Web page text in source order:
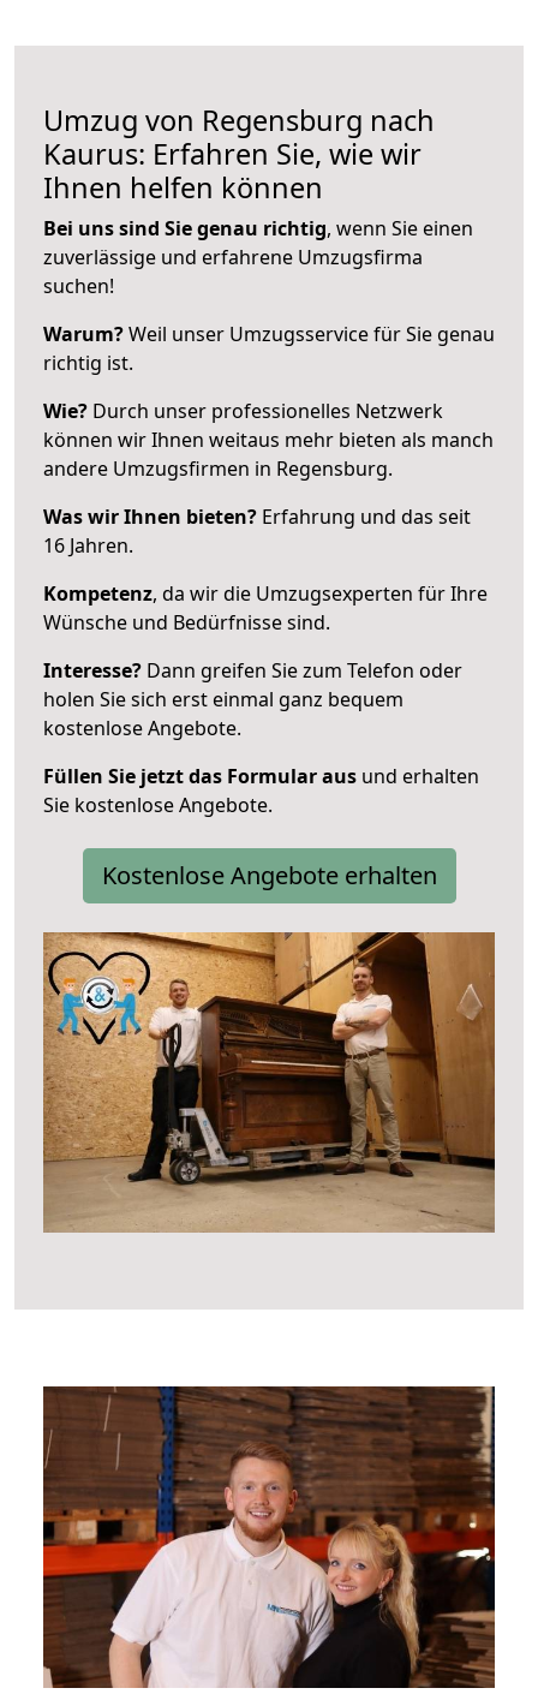
Umzug von Regensburg nach
Kaurus: Erfahren Sie, wie wir
Ihnen helfen können
Bei uns sind Sie genau richtig, wenn Sie einen
zuverlässige und erfahrene Umzugsfirma
suchen!
Warum?Weil unser Umzugsservice für Sie genau
richtig ist.
Wie? Durch unser professionelles Netzwerk
können wir Ihnen weitaus mehr bieten als manch
andere Umzugsfirmen in Regensburg.
Was wir Ihnen bieten? Erfahrung und das seit
16 Jahren.
Kompetenz, da wir die Umzugsexperten für Ihre
Wünsche und Bedürfnisse sind.
Interesse? Dann greifen Sie zum Telefon oder
holen Sie sich erst einmal ganz bequem
kostenlose Angebote.
Füllen Sie jetzt das Formular aus und erhalten
Sie kostenlose Angebote.
Kostenlose Angebote erhalten